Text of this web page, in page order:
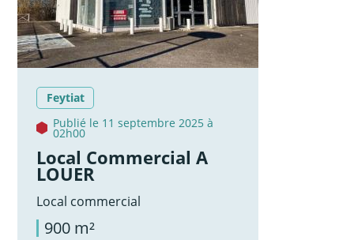
Feytiat
Publié le 11 septembre 2025 à
02h00
Local Commercial A
LOUER
Local commercial
900 m²